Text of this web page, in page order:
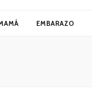
EMBARAZO